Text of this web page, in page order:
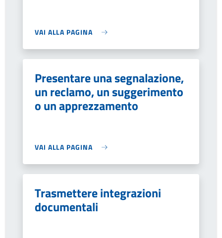
VAI ALLA PAGINA
Presentare una segnalazione,
un reclamo, un suggerimento
o un apprezzamento
VAI ALLA PAGINA
Trasmettere integrazioni
documentali